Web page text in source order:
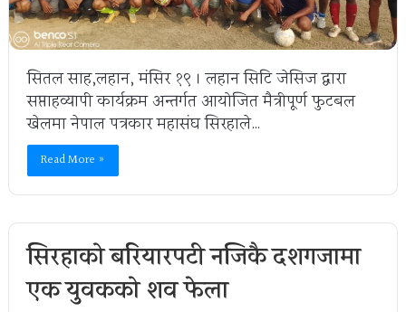
सितल साह,लहान, मंसिर १९ । लहान सिटि जेसिज द्वारा
सप्ताहव्यापी कार्यक्रम अन्तर्गत आयोजित मैत्रीपूर्ण फुटबल
खेलमा नेपाल पत्रकार महासंघ सिरहाले…
Read More »
सिरहाको बरियारपटी नजिकै दशगजामा
एक युवकको शव फेला